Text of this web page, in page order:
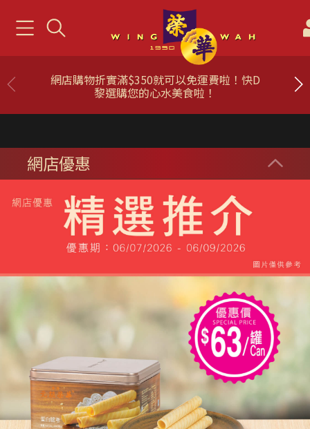
網店購物折實滿$350就可以免運費啦！快D
黎選購您的心水美食啦！
網店優惠